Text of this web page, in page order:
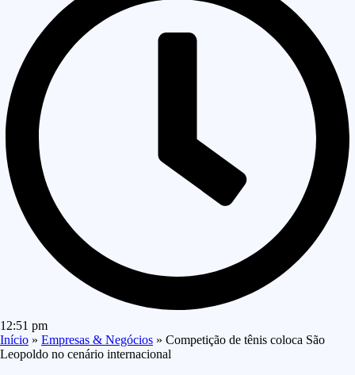
12:51 pm
Início » Empresas & Negócios » Competição de tênis coloca São
Leopoldo no cenário internacional